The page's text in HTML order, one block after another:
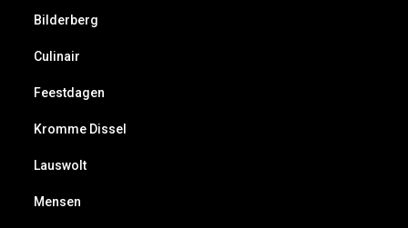
Bilderberg
Culinair
Feestdagen
Kromme Dissel
Lauswolt
Mensen